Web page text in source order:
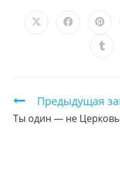
Открывается
новом
в
Продолжить
чтение
Предыдущая
Ты один — не